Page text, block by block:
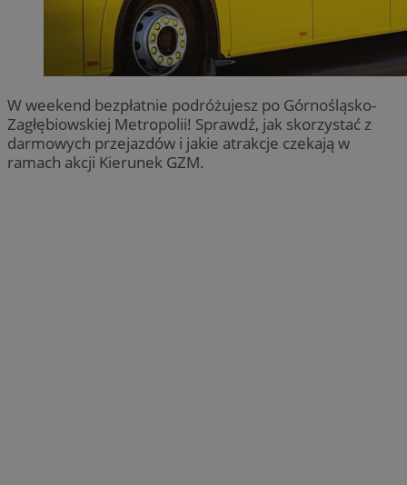
W weekend bezpłatnie podróżujesz po Górnośląsko-
Zagłębiowskiej Metropolii! Sprawdź, jak skorzystać z
darmowych przejazdów i jakie atrakcje czekają w
ramach akcji Kierunek GZM.